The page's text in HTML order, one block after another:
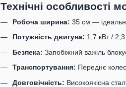
Технічні особливості
Робоча ширина: 35 см —
Потужність двигуна: 1,7 кВт / 2,3
Безпека: Запобіжний важіль
Транспортування: Переднє
Довговічність: Високоякісна